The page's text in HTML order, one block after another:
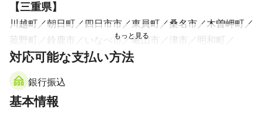
【三重県】
川越町 朝日町 四日市市 東員町 桑名市
木曽岬町
菰野町
鈴鹿市 いなべ市 亀山市 津市
明和町
伊賀市
玉城町 伊勢市 多気町
鳥羽市
紀北町
尾鷲市
対応可能な支払い方法
銀行振込
基本情報